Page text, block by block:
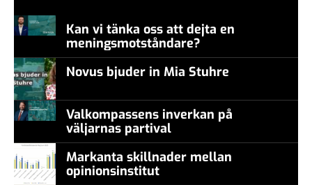
Kan vi tänka oss att dejta en
meningsmotståndare?
Novus bjuder in Mia Stuhre
Valkompassens inverkan på
väljarnas partival
Markanta skillnader mellan
opinionsinstitut